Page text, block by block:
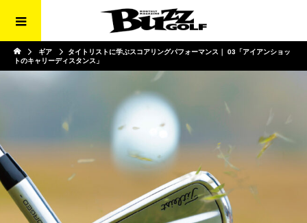
ギア
タイトリストに学ぶスコアリングパフォーマンス｜ 03「アイアンショッ
トのキャリーディスタンス」